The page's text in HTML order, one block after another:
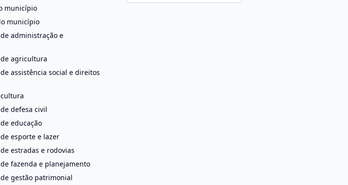
município
município
administração e
agricultura
assistência social e direitos
defesa civil
educação
esporte e lazer
estradas e rodovias
fazenda e planejamento
gestão patrimonial